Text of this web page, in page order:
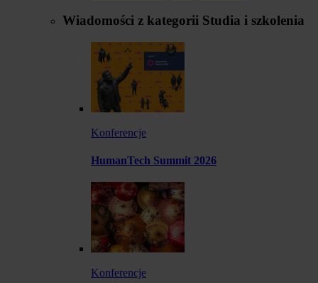
Wiadomości z kategorii Studia i szkolenia
Konferencje
HumanTech Summit 2026
Konferencje